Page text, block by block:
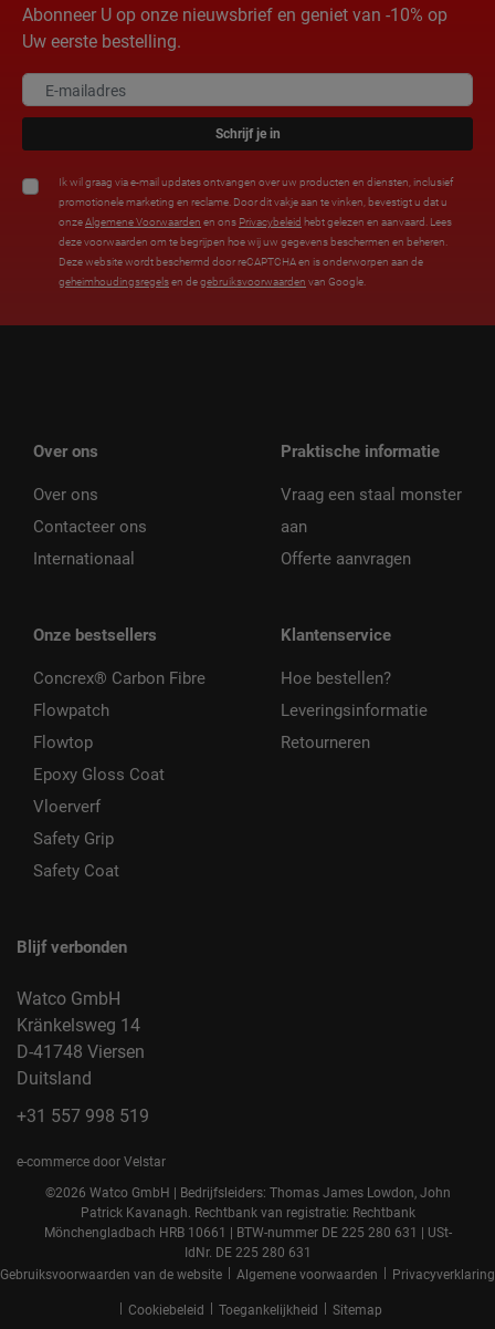
Abonneer U op onze nieuwsbrief en geniet van -10% op
Uw eerste bestelling.
Schrijf je in
Ik wil graag via e-mail updates ontvangen over uw producten en diensten, inclusief
promotionele marketing en reclame. Door dit vakje aan te vinken, bevestigt u dat u
onzeAlgemene Voorwaarden en ons Privacybeleid hebt gelezen en aanvaard. Lees
deze voorwaarden om te begrijpen hoe wij uw gegevens beschermen en beheren.
Deze website wordt beschermd door reCAPTCHA en is onderworpen aan de
geheimhoudingsregelsen degebruiksvoorwaarden van Google.
Over ons
Over ons
Contacteer ons
Internationaal
Onze bestsellers
Concrex® Carbon Fibre
Flowpatch
Flowtop
Epoxy Gloss Coat
Vloerverf
Safety Grip
Safety Coat
Praktische informatie
Vraag een staal monster
aan
Offerte aanvragen
Klantenservice
Hoe bestellen?
Leveringsinformatie
Retourneren
Blijf verbonden
Watco GmbH
Kränkelsweg 14
D-41748 Viersen
Duitsland
+31 557 998 519
e-commerce door Velstar
©2026 Watco GmbH | Bedrijfsleiders: Thomas James Lowdon, John
Patrick Kavanagh. Rechtbank van registratie: Rechtbank
Mönchengladbach HRB 10661 | BTW-nummer DE 225 280 631 | USt-
IdNr. DE 225 280 631
Gebruiksvoorwaarden van de website
Algemene voorwaarden Privacyverklaring
Cookiebeleid Toegankelijkheid Sitemap